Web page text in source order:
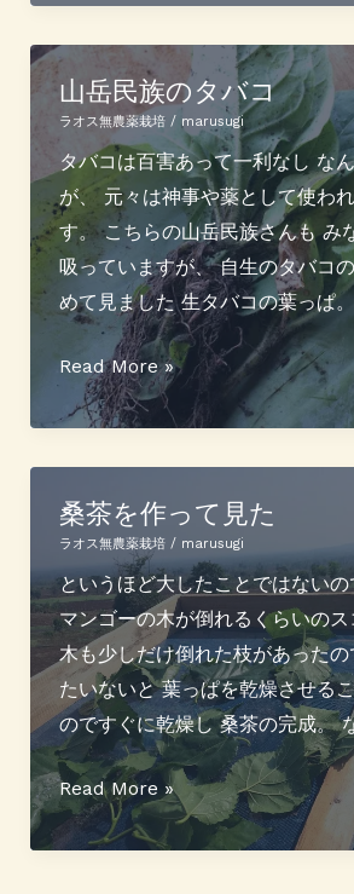
ル
ク
フ
ィ
ル
ム
で
お
肌
の
保
山岳民族のタバコ
ラオス無農薬栽培/ marusugi
タバコは百害あって一利なし な
が、 元々は神事や薬として使わ
す。 こちらの山岳民族さんも み
吸っていますが、 自生のタバコ
めて見ました 生タバコの葉っぱ
山
岳
民
族
の
タ
バ
コ
Read More »
桑茶を作って見た
ラオス無農薬栽培/ marusugi
というほど大したことではない
マンゴーの木が倒れるくらいの
木も少しだけ倒れた枝があった
たいないと 葉っぱを乾燥させる
のですぐに乾燥し 桑茶の完成。
桑
茶
を
Read More »